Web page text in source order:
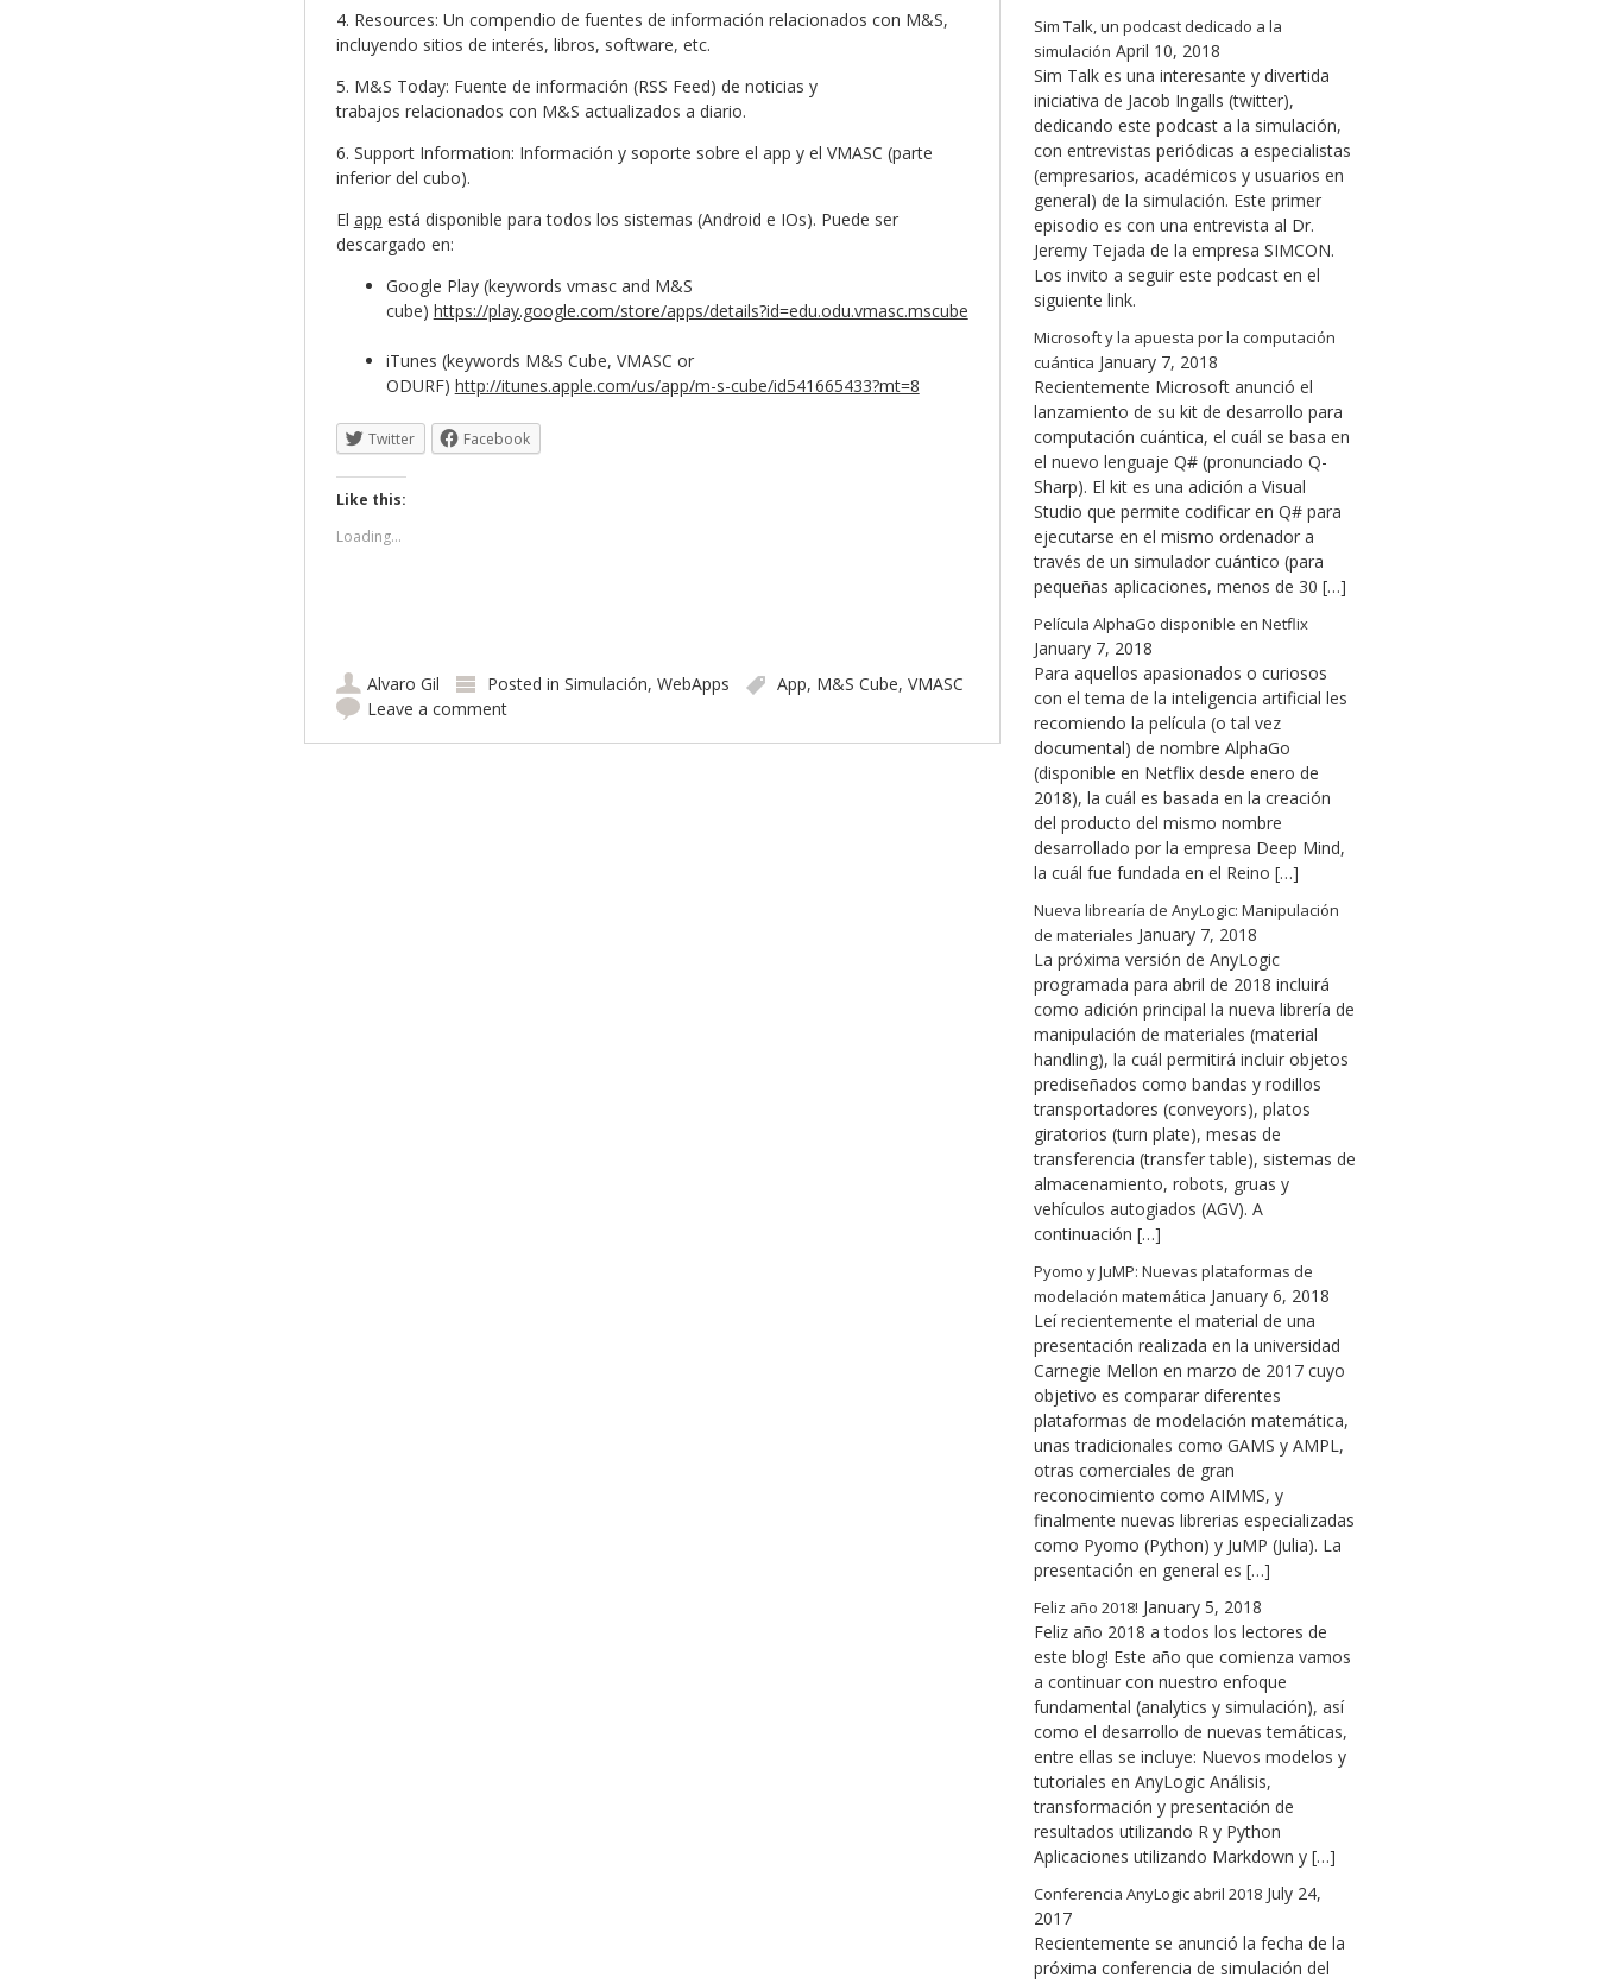
4. Resources: Un compendio de fuentes de información relacionados con M&S,
incluyendo sitios de interés, libros, software, etc.
5. M&S Today: Fuente de información (RSS Feed) de noticias y
trabajos relacionados con M&S actualizados a diario.
6. Support Information: Información y soporte sobre el app y el VMASC (parte
inferior del cubo).
El app está disponible para todos los sistemas (Android e IOs). Puede ser
descargado en:
Google Play (keywords vmasc and M&S
cube) https://play.google.com/store/apps/details?id=edu.odu.vmasc.mscube
iTunes (keywords M&S Cube, VMASC or
ODURF) http://itunes.apple.com/us/app/m-s-cube/id541665433?mt=8
Twitter Facebook
Like this:
Loading...
Alvaro Gil Posted in Simulación, WebApps App, M&S Cube, VMASC
Leave a comment
Sim Talk, un podcast dedicado a la
simulación April 10, 2018
Sim Talk es una interesante y divertida
iniciativa de Jacob Ingalls (twitter),
dedicando este podcast a la simulación,
con entrevistas periódicas a especialistas
(empresarios, académicos y usuarios en
general) de la simulación. Este primer
episodio es con una entrevista al Dr.
Jeremy Tejada de la empresa SIMCON.
Los invito a seguir este podcast en el
siguiente link.
Microsoft y la apuesta por la computación
cuántica January 7, 2018
Recientemente Microsoft anunció el
lanzamiento de su kit de desarrollo para
computación cuántica, el cuál se basa en
el nuevo lenguaje Q# (pronunciado Q-
Sharp). El kit es una adición a Visual
Studio que permite codificar en Q# para
ejecutarse en el mismo ordenador a
través de un simulador cuántico (para
pequeñas aplicaciones, menos de 30 […]
Película AlphaGo disponible en Netflix
January 7, 2018
Para aquellos apasionados o curiosos
con el tema de la inteligencia artificial les
recomiendo la película (o tal vez
documental) de nombre AlphaGo
(disponible en Netflix desde enero de
2018), la cuál es basada en la creación
del producto del mismo nombre
desarrollado por la empresa Deep Mind,
la cuál fue fundada en el Reino […]
Nueva librearía de AnyLogic: Manipulación
de materiales January 7, 2018
La próxima versión de AnyLogic
programada para abril de 2018 incluirá
como adición principal la nueva librería de
manipulación de materiales (material
handling), la cuál permitirá incluir objetos
prediseñados como bandas y rodillos
transportadores (conveyors), platos
giratorios (turn plate), mesas de
transferencia (transfer table), sistemas de
almacenamiento, robots, gruas y
vehículos autogiados (AGV). A
continuación […]
Pyomo y JuMP: Nuevas plataformas de
modelación matemática January 6, 2018
Leí recientemente el material de una
presentación realizada en la universidad
Carnegie Mellon en marzo de 2017 cuyo
objetivo es comparar diferentes
plataformas de modelación matemática,
unas tradicionales como GAMS y AMPL,
otras comerciales de gran
reconocimiento como AIMMS, y
finalmente nuevas librerias especializadas
como Pyomo (Python) y JuMP (Julia). La
presentación en general es […]
Feliz año 2018! January 5, 2018
Feliz año 2018 a todos los lectores de
este blog! Este año que comienza vamos
a continuar con nuestro enfoque
fundamental (analytics y simulación), así
como el desarrollo de nuevas temáticas,
entre ellas se incluye: Nuevos modelos y
tutoriales en AnyLogic Análisis,
transformación y presentación de
resultados utilizando R y Python
Aplicaciones utilizando Markdown y […]
Conferencia AnyLogic abril 2018 July 24,
2017
Recientemente se anunció la fecha de la
próxima conferencia de simulación del